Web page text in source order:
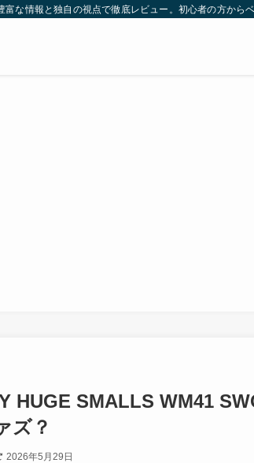
な情報と独自の視点で徹底レビュー。初心者の方か
HUGE SMALLS WM41
ズ？
2026年5月29日